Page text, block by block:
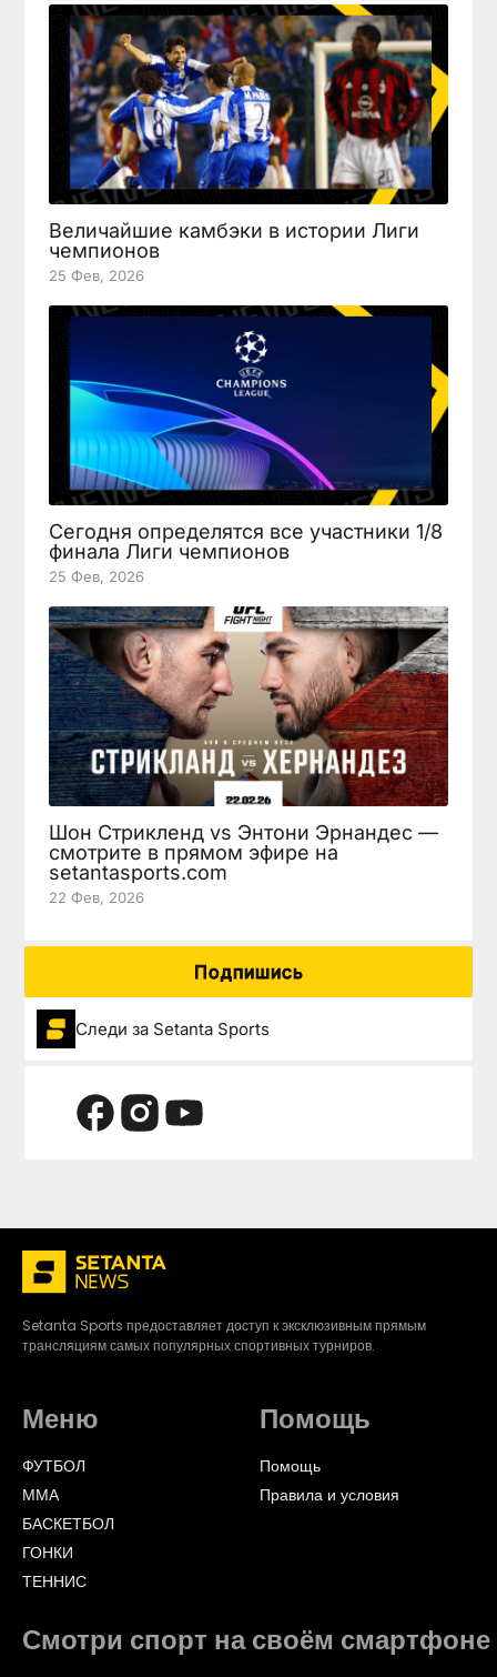
Величайшие камбэки в истории Лиги
чемпионов
25 Фев, 2026
Сегодня определятся все участники 1/8
финала Лиги чемпионов
25 Фев, 2026
Шон Стрикленд vs Энтони Эрнандес —
смотрите в прямом эфире на
setantasports.com
22 Фев, 2026
Подпишись
Следи за Setanta Sports
Setanta Sports предоставляет доступ к эксклюзивным прямым
трансляциям самых популярных спортивных турниров.
Меню
ФУТБОЛ
ММА
БАСКЕТБОЛ
ГОНКИ
ТЕННИС
Помощь
Помощь
Правила и условия
Смотри спорт на своём смартфоне